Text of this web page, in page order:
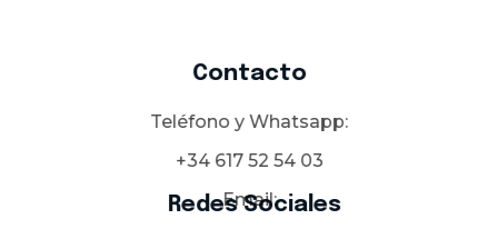
Redes Sociales
Contacto
Teléfono y Whatsapp:
+34 617 52 54 03
Email: